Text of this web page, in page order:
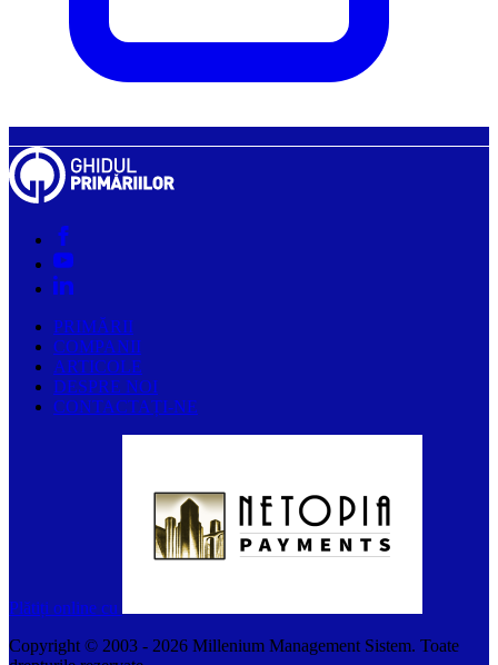
PRIMĂRII
COMPANII
ARTICOLE
DESPRE NOI
CONTACTAȚI-NE
Plătiți online cu
Copyright © 2003 - 2026 Millenium Management Sistem. Toate